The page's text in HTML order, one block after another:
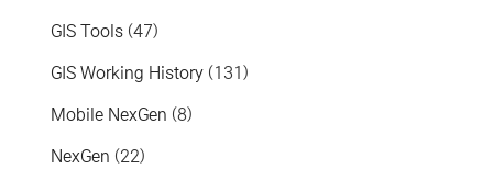
GIS Tools (47)
GIS Working History (131)
Mobile NexGen (8)
NexGen (22)